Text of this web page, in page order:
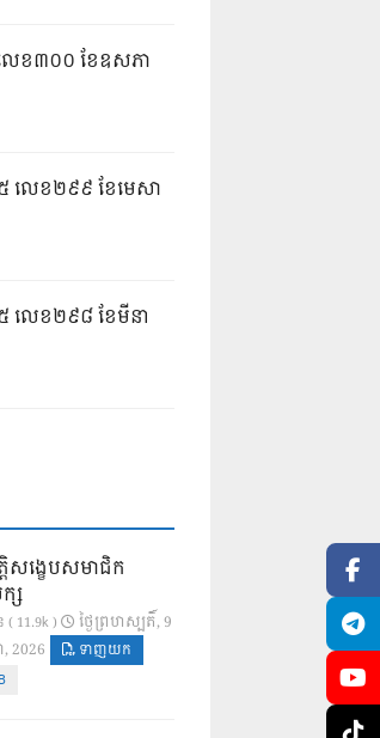
លេខ៣០០ ខែឧសភា
៥ លេខ២៩៩ ខែមេសា
៥ លេខ២៩៨ ខែមីនា
តិសង្ខេបសមាជិក
ស
11.9k )
ថ្ងៃ​ព្រហស្បតិ៍, 9
, 2026
ទាញយក